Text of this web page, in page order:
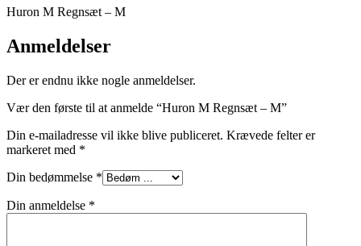
Huron M Regnsæt – M
Anmeldelser
Der er endnu ikke nogle anmeldelser.
Vær den første til at anmelde “Huron M Regnsæt – M”
Din e-mailadresse vil ikke blive publiceret. Krævede felter er
markeret med *
Din bedømmelse *
Din anmeldelse *